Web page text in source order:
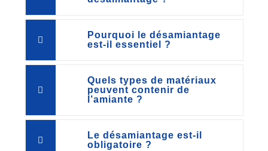
Pourquoi le désamiantage
est-il essentiel ?
Quels types de matériaux
peuvent contenir de
l’amiante ?
Le désamiantage est-il
obligatoire ?